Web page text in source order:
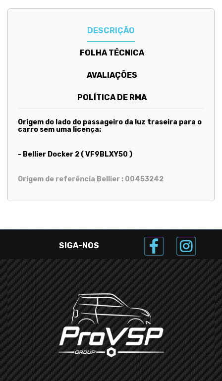
DESCRIÇÃO
FOLHA TÉCNICA
AVALIAÇÕES
POLÍTICA DE RMA
Origem do lado do passageiro da luz traseira para o
carro sem uma licença:
- Bellier Docker 2 ( VF9BLXY50 )
Origem de referência Bellier : 00453242
SIGA-NOS